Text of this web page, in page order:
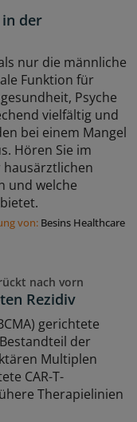
der
nur die männliche
Funktion für
Psyche
vielfältig und
bei einem Mangel
Hören Sie im
hausärztlichen
und welche
von: Besins Healthcare
nach vorn
Rezidiv
gerichtete
der
Multiplen
CAR-T-
Therapielinien